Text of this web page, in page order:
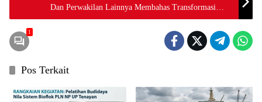
Dan Perwakilan Lainnya Membahas Transformasi
Peran dan Fungsi Dewan Kesenian Sebagai Isu Utama
1
Pos Terkait